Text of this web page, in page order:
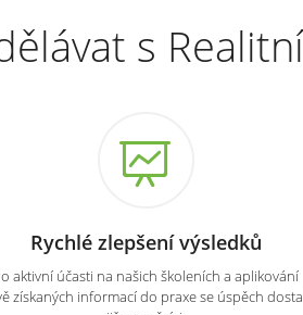
s
Rychlé zlepšení výsledků
aktivní účasti na našich školeních a aplikování
získaných informací do praxe se úspěch